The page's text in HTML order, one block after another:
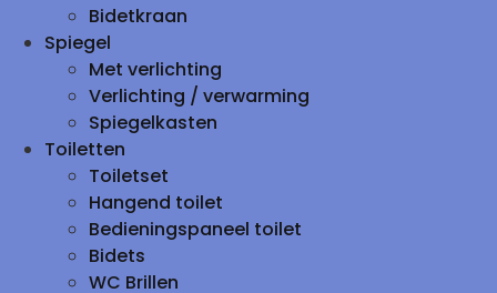
Bidetkraan
Spiegel
Met verlichting
Verlichting / verwarming
Spiegelkasten
Toiletten
Toiletset
Hangend toilet
Bedieningspaneel toilet
Bidets
WC Brillen